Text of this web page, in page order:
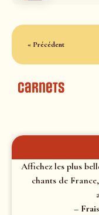
« Précédent
Carnets
Affichez les plus
chants de
–